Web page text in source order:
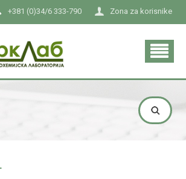
Zona za korisnike
+381 (0)34/6 333-790